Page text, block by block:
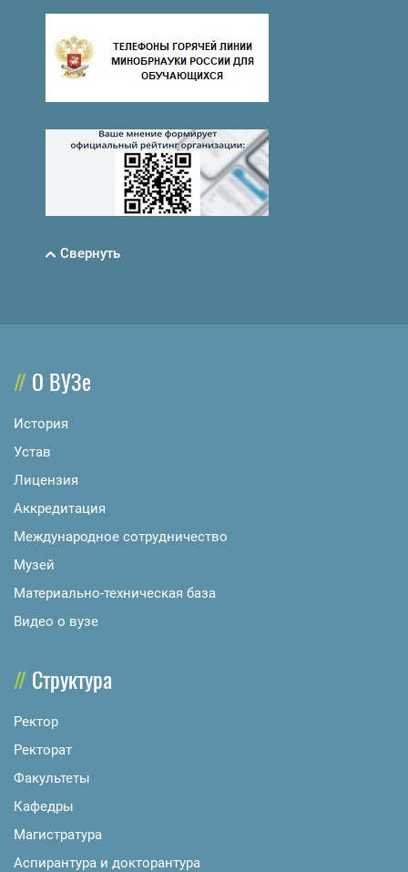
Свернуть
О ВУЗе
История
Устав
Лицензия
Аккредитация
Международное сотрудничество
Музей
Материально-техническая база
Видео о вузе
Структура
Ректор
Ректорат
Факультеты
Кафедры
Магистратура
Аспирантура и докторантура